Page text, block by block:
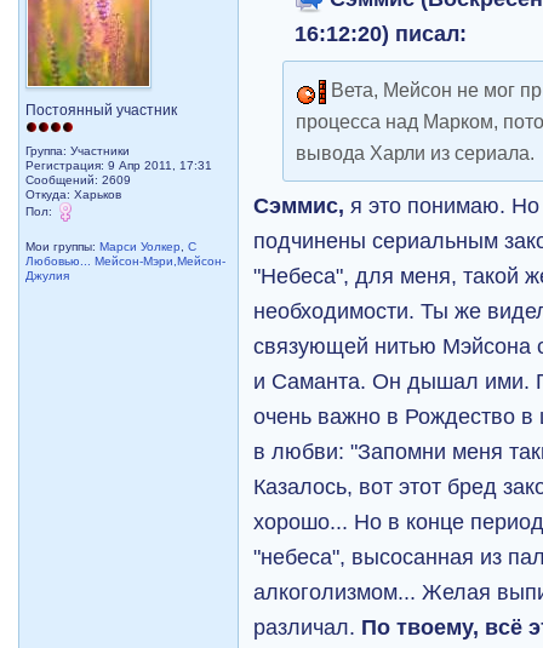
Постоянный участник
Группа: Участники
Регистрация: 9 Апр 2011, 17:31
Сообщений: 2609
Откуда: Харьков
Пол:
Мои группы:Марси Уолкер ,С
Любовью... Мейсон-Мэри,Мейсон-
Джулия
16:12:20) писал:
Вета, Мейсон не мог
процесса над Марком,
вывода Харли из сериала.
Сэммис, я это понимаю.
подчинены сериальным
"Небеса", для меня, такой
необходимости. Ты же
связующей нитью Мэйсона
и Саманта. Он дышал ими.
очень важно в Рождество в
в любви: "Запомни меня
Казалось, вот этот бред
хорошо... Но в конце
"небеса", высосанная из
алкоголизмом... Желая
различал. По твоему, всё